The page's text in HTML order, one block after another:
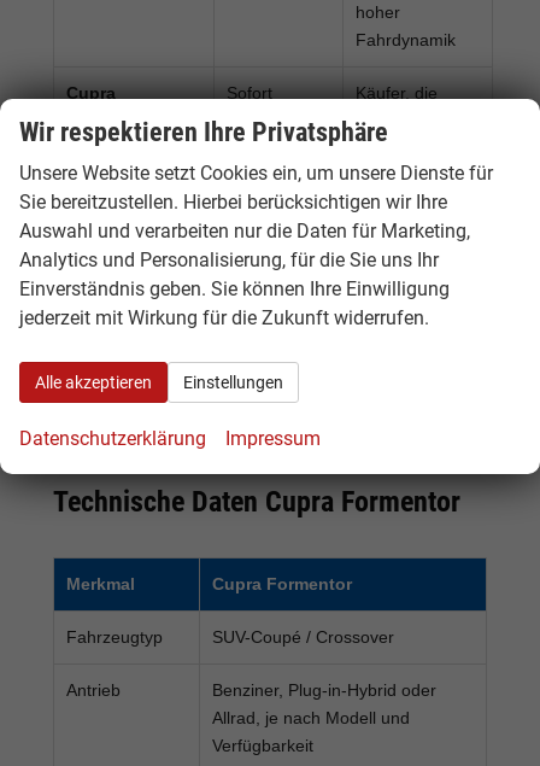
hoher
Fahrdynamik
Cupra
Formentor
Tageszulassung
Sofort
verfügbar
Käufer, die
schnell ein
Angebot mit
Rabatt suchen
Cupra
Formentor
Vorlauffahrzeug
Neuwagen
im Zulauf
Käufer, die sich
ein kommendes
Fahrzeug
Technische Daten Cupra Formentor
Merkmal Cupra Formentor
Fahrzeugtyp SUV-Coupé / Crossover
Antrieb
Benziner, Plug-in-Hybrid oder
Allrad, je nach Modell und
Verfügbarkeit
Wir respektieren Ihre Privatsphäre
Unsere Website setzt Cookies ein, um unsere Dienste für
Sie bereitzustellen. Hierbei berücksichtigen wir Ihre
Auswahl und verarbeiten nur die Daten für Marketing,
Analytics und Personalisierung, für die Sie uns Ihr
Einverständnis geben. Sie können Ihre Einwilligung
jederzeit mit Wirkung für die Zukunft widerrufen.
Alle akzeptieren Einstellungen
Datenschutzerklärung Impressum